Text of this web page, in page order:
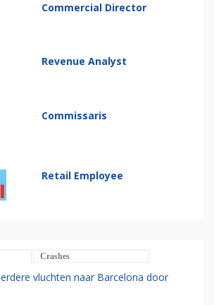
Commercial Director
Revenue Analyst
Commissaris
Retail Employee
Crashes
vluchten naar Barcelona door